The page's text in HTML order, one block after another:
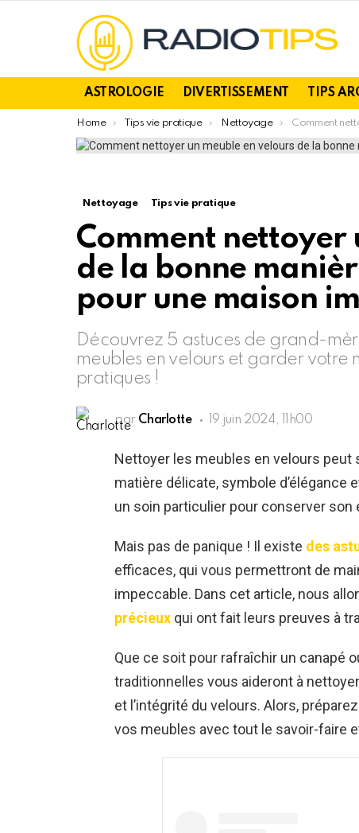
ASTROLOGIE DIVERTISSEMENT TIPS
You are here:
Home Tips vie pratique Nettoyage Comment nettoyer un meuble en velours de
Nettoyage Tips vie pratique
Comment nettoyer
de la bonne
pour une maison
Découvrez 5 astuces de grand-
meubles en velours et garder votre
pratiques !
par Charlotte 19 juin 2024, 11h00
Nettoyer les meubles en velours
matière délicate, symbole
un soin particulier pour conserver son
Mais pas de panique ! Il existe des
efficaces, qui vous permettront de
impeccable. Dans cet article, nous
précieux qui ont fait leurs preuves à
Que ce soit pour rafraîchir un canapé
traditionnelles vous aideront à
et l’intégrité du velours. Alors,
vos meubles avec tout le savoir-faire